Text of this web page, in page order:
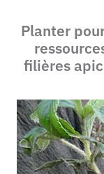
Planter
filières